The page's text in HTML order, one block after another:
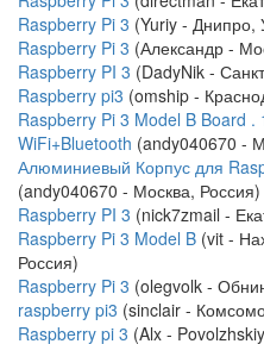
Raspberry Pi 3 (Yuriy - Днипро,
Raspberry Pi 3 (Александр -
Raspberry PI 3 (DadyNik -
Raspberry pi3 (omship -
Raspberry Pi 3 Model B Board
WiFi+Bluetooth (andy040670 -
Алюминиевый Корпус для
(andy040670 - Москва, Россия)
Raspberry PI 3 (nick7zmail -
Raspberry Pi 3 Model B (vit -
Россия)
Raspberry Pi 3 (olegvolk -
raspberry pi3 (sinclair -
Raspberry pi 3 (Alx -